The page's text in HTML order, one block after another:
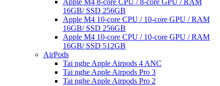
Apple M4 8-core CPU / 8-core GPU / RAM
16GB/ SSD 256GB
Apple M4 10-core CPU / 10-core GPU / RAM
16GB/ SSD 256GB
Apple M4 10-core CPU / 10-core GPU / RAM
16GB/ SSD 512GB
AirPods
Tai nghe Apple Airpods 4 ANC
Tai nghe Apple Airpods Pro 3
Tai nghe Apple Airpods Pro 2